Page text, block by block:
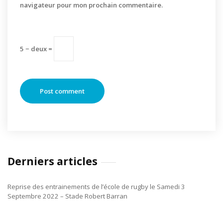
navigateur pour mon prochain commentaire.
5 − deux =
Derniers articles
Reprise des entrainements de l’école de rugby le Samedi 3
Septembre 2022 – Stade Robert Barran